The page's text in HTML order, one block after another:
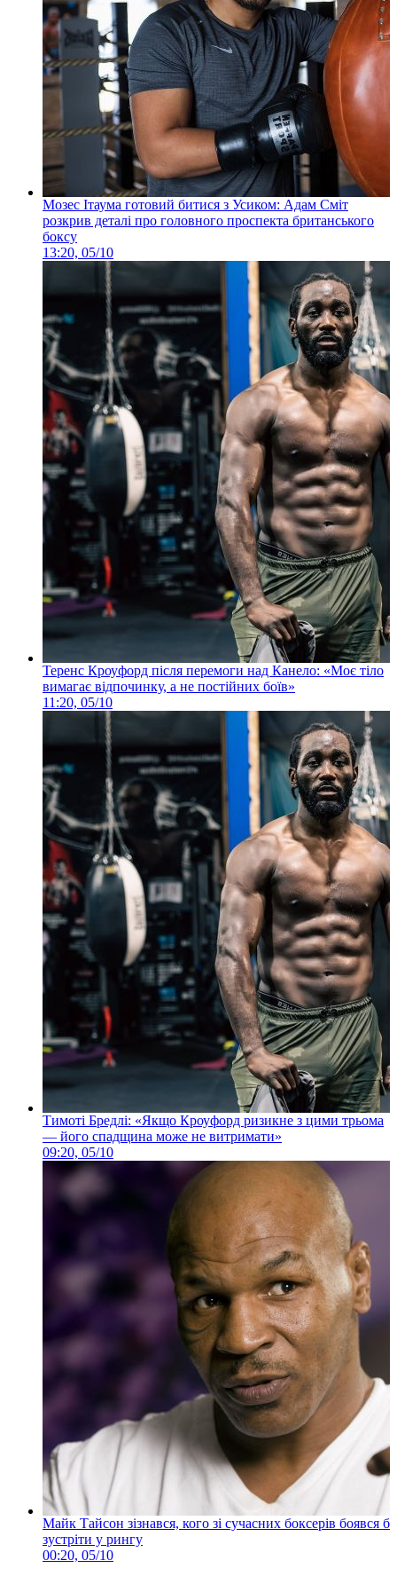
Мозес Ітаума готовий битися з Усиком: Адам Сміт
розкрив деталі про головного проспекта британського
боксу
13:20, 05/10
Теренс Кроуфорд після перемоги над Канело: «Моє тіло
вимагає відпочинку, а не постійних боїв»
11:20, 05/10
Тимоті Бредлі: «Якщо Кроуфорд ризикне з цими трьома
— його спадщина може не витримати»
09:20, 05/10
Майк Тайсон зізнався, кого зі сучасних боксерів боявся б
зустріти у рингу
00:20, 05/10